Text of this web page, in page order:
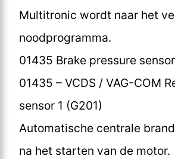
Multitronic wordt naar het
noodprogramma.
01435 Brake pressure
01435 – VCDS / VAG-COM
sensor 1 (G201)
Automatische centrale
na het starten van de motor.